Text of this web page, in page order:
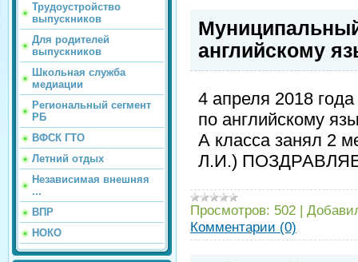
Трудоустройство
выпускников
Для родителей
выпускников
Школьная служба
медиации
Региональный сегмент
РБ
ВФСК ГТО
Летний отдых
Независимая внешняя
...
ВПР
НОКО
английскому
4 апреля 2018
по английскому
А класса занял 2
Л.И.)
Просмотров: 502 |
Комментарии (0)